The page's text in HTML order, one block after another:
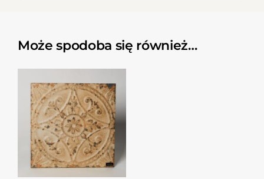
Może spodoba się również…